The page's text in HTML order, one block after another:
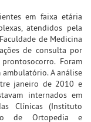
em faixa etária
atendidos pela
de Medicina
de consulta por
Foram
A análise
janeiro de 2010 e
internados em
Clínicas (Instituto
de Ortopedia e